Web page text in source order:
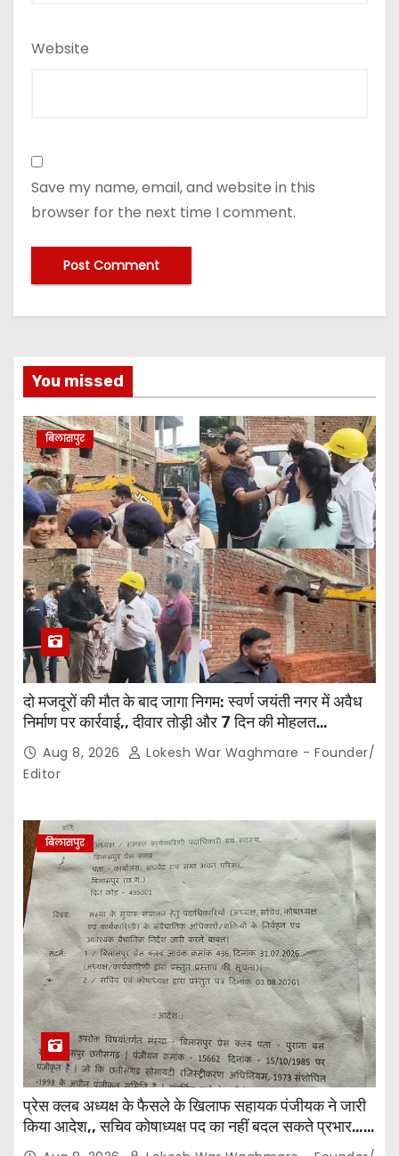
Website
Save my name, email, and website in this
browser for the next time I comment.
You missed
बिलासपुर
दो मजदूरों की मौत के बाद जागा निगम: स्वर्ण जयंती नगर में अवैध
निर्माण पर कार्रवाई,, दीवार तोड़ी और 7 दिन की मोहलत…
Aug 8, 2026
Lokesh War Waghmare - Founder/
Editor
बिलासपुर
प्रेस क्लब अध्यक्ष के फैसले के खिलाफ सहायक पंजीयक ने जारी
किया आदेश,, सचिव कोषाध्यक्ष पद का नहीं बदल सकते प्रभार…
पदाधिकारियों के बीच विवाद अब प्रशासनिक जांच और नियमों की